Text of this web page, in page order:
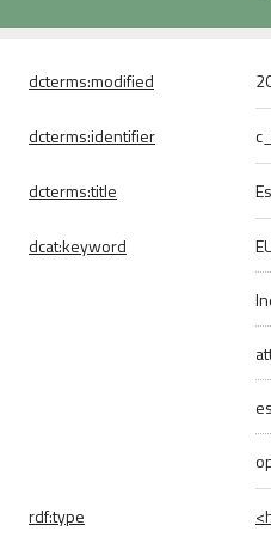
dcterms:modified
dcterms:identifier
dcterms:title
dcat:keyword
rdf:type